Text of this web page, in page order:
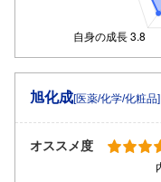
旭化成[医薬/化学/化粧品]
オススメ度